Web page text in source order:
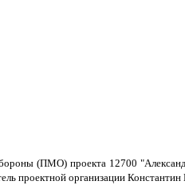
(ПМО) проекта 12700
проектной организации Константин